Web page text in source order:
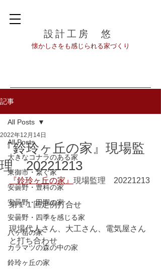
設計工房 悠
​懐かしさをも感じられる家づくり
記事
All Posts
大きなコナラのある家
東御市・繋ぐ家
安曇野・豊科の家
安曇野・田園の家
安曇野・四季を感じる家
八ヶ岳の家
カラマツの森の中の家
鈴玲ヶ丘の家
All Posts
『鈴玲ヶ丘の家』現場監
理 20221213
2022年12月14日
『鈴玲ヶ丘の家』 現場監理　20221213
第１１回定例打合せ
現場代人さん、大工さん、電気屋さん
と打ち合わせ